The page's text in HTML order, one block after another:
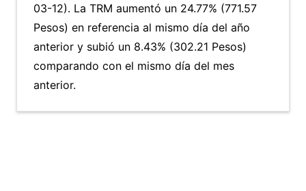
03-12). La TRM aumentó un 24.77% (771.57
Pesos) en referencia al mismo día del año
anterior y subió un 8.43% (302.21 Pesos)
comparando con el mismo día del mes
anterior.